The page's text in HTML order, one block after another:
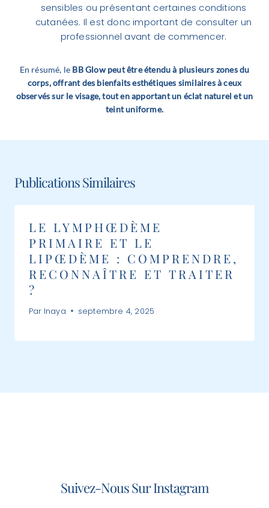
sensibles ou présentant certaines conditions
cutanées. Il est donc important de consulter un
professionnel avant de commencer.
En résumé, le BB Glow peut être étendu à plusieurs zones du
corps, offrant des bienfaits esthétiques similaires à ceux
observés sur le visage, tout en apportant un éclat naturel et un
teint uniforme.
Publications Similaires
LE LYMPHŒDÈME
PRIMAIRE ET LE
LIPŒDÈME : COMPRENDRE,
RECONNAÎTRE ET TRAITER
?
Par Inaya septembre 4, 2025
Suivez-Nous Sur Instagram